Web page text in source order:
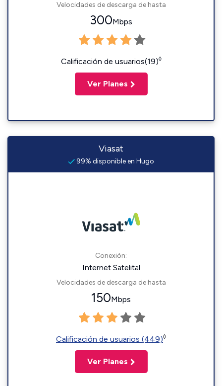
Velocidades de descarga de hasta
300Mbps
Calificación de usuarios(19)◊
Ver Planes
Viasat
99% disponible en Hugo
Conexión:
Internet Satelital
Velocidades de descarga de hasta
150Mbps
Calificación de usuarios (449)◊
Ver Planes